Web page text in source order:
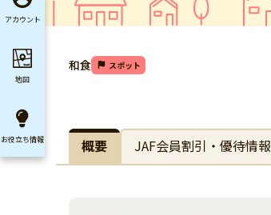
和食 スポット
概要 JAF会員割引・優待情報
アカウント
地図
お役立ち情報